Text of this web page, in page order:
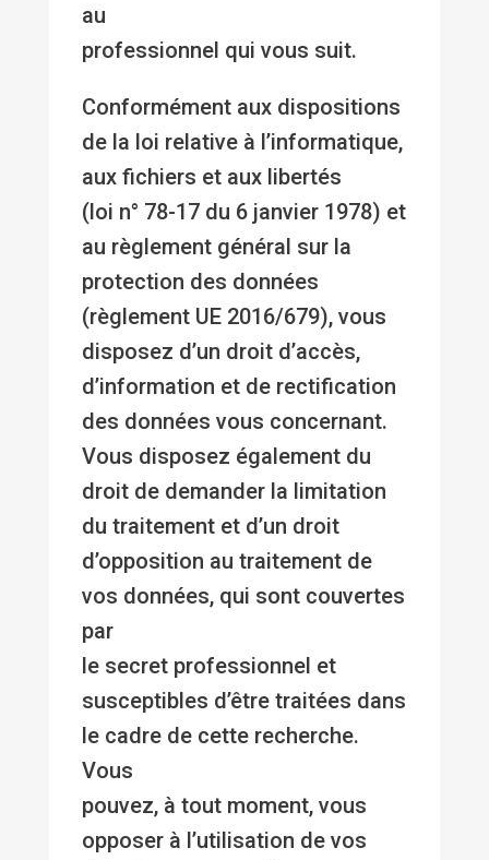
au
professionnel qui vous suit.
Conformément aux dispositions
de la loi relative à l’informatique,
aux fichiers et aux libertés
(loi n° 78-17 du 6 janvier 1978) et
au règlement général sur la
protection des données
(règlement UE 2016/679), vous
disposez d’un droit d’accès,
d’information et de rectification
des données vous concernant.
Vous disposez également du
droit de demander la limitation
du traitement et d’un droit
d’opposition au traitement de
vos données, qui sont couvertes
par
le secret professionnel et
susceptibles d’être traitées dans
le cadre de cette recherche.
Vous
pouvez, à tout moment, vous
opposer à l’utilisation de vos